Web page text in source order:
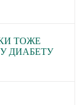
ТОЖЕ
ДИАБЕТУ